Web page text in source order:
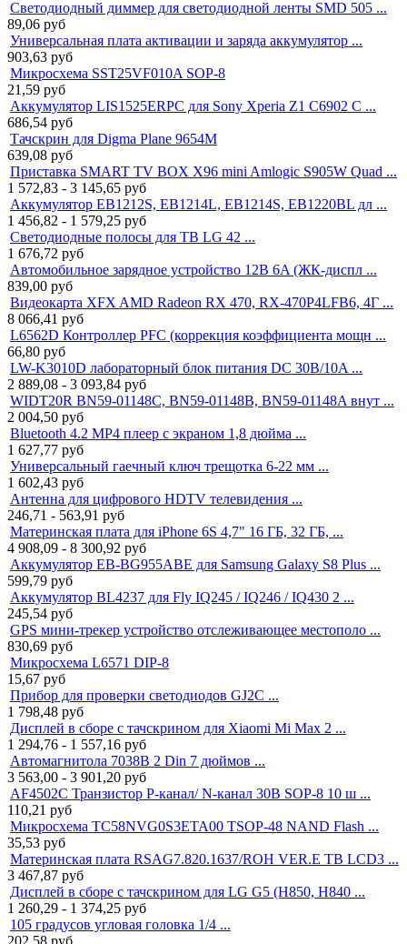
Светодиодный диммер для светодиодной ленты SMD 505 ...
89,06 руб
Универсальная плата активации и заряда аккумулятор ...
903,63 руб
Микросхема SST25VF010A SOP-8
21,59 руб
Аккумулятор LIS1525ERPC для Sony Xperia Z1 C6902 C ...
686,54 руб
Тачскрин для Digma Plane 9654M
639,08 руб
Приставка SMART TV BOX X96 mini Amlogic S905W Quad ...
1 572,83 - 3 145,65 руб
Аккумулятор EB1212S, EB1214L, EB1214S, EB1220BL дл ...
1 456,82 - 1 579,25 руб
Светодиодные полосы для ТВ LG 42 ...
1 676,72 руб
Автомобильное зарядное устройство 12В 6A (ЖК-диспл ...
839,00 руб
Видеокарта XFX AMD Radeon RX 470, RX-470P4LFB6, 4Г ...
8 066,41 руб
L6562D Контроллер PFC (коррекция коэффициента мощн ...
66,80 руб
LW-K3010D лабораторный блок питания DC 30В/10A ...
2 889,08 - 3 093,84 руб
WIDT20R BN59-01148C, BN59-01148B, BN59-01148A внут ...
2 004,50 руб
Bluetooth 4.2 MP4 плеер с экраном 1,8 дюйма ...
1 627,77 руб
Универсальный гаечный ключ трещотка 6-22 мм ...
1 602,43 руб
Антенна для цифрового HDTV телевидения ...
246,71 - 563,91 руб
Материнская плата для iPhone 6S 4,7" 16 ГБ, 32 ГБ, ...
4 908,09 - 8 300,92 руб
Аккумулятор EB-BG955ABE для Samsung Galaxy S8 Plus ...
599,79 руб
Аккумулятор BL4237 для Fly IQ245 / IQ246 / IQ430 2 ...
245,54 руб
GPS мини-трекер устройство отслеживающее местополо ...
830,69 руб
Микросхема L6571 DIP-8
15,67 руб
Прибор для проверки светодиодов GJ2C ...
1 798,48 руб
Дисплей в сборе с тачскрином для Xiaomi Mi Max 2 ...
1 294,76 - 1 557,16 руб
Автомагнитола 7038B 2 Din 7 дюймов ...
3 563,00 - 3 901,20 руб
AF4502C Транзистор P-канал/ N-канал 30В SOP-8 10 ш ...
110,21 руб
Микросхема TC58NVG0S3ETA00 TSOP-48 NAND Flash ...
35,53 руб
Материнская плата RSAG7.820.1637/ROH VER.E ТВ LCD3 ...
3 467,87 руб
Дисплей в сборе с тачскрином для LG G5 (H850, H840 ...
1 260,29 - 1 374,25 руб
105 градусов угловая головка 1/4 ...
202,58 руб